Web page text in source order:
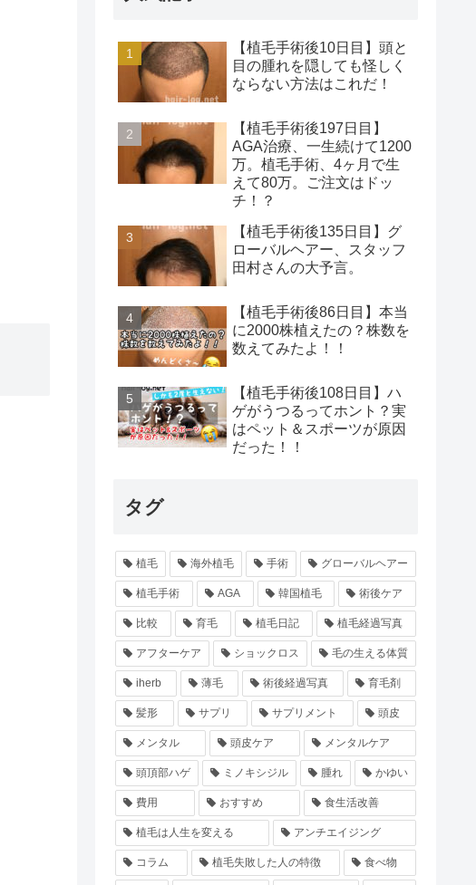
【植毛手術後10日目】頭と
目の腫れを隠しても怪しく
ならない方法はこれだ！
【植毛手術後197日目】
AGA治療、一生続けて1200
万。植毛手術、4ヶ月で生
えて80万。ご注文はドッ
チ！？
【植毛手術後135日目】グ
ローバルヘアー、スタッフ
田村さんの大予言。
【植毛手術後86日目】本当
に2000株植えたの？株数を
数えてみたよ！！
【植毛手術後108日目】ハ
ゲがうつるってホント？実
はペット＆スポーツが原因
だった！！
タグ
植毛 海外植毛 手術 グローバルヘアー
植毛手術 AGA 韓国植毛 術後ケア
比較 育毛 植毛日記 植毛経過写真
アフターケア ショックロス 毛の生える体質
iherb 薄毛 術後経過写真 育毛剤
髪形 サプリ サプリメント 頭皮
メンタル 頭皮ケア メンタルケア
頭頂部ハゲ ミノキシジル 腫れ かゆい
費用 おすすめ 食生活改善
植毛は人生を変える アンチエイジング
コラム 植毛失敗した人の特徴 食べ物